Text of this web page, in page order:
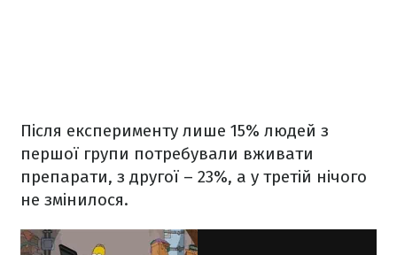
Після експерименту лише 15% людей з
першої групи потребували вживати
препарати, з другої – 23%, а у третій нічого
не змінилося.